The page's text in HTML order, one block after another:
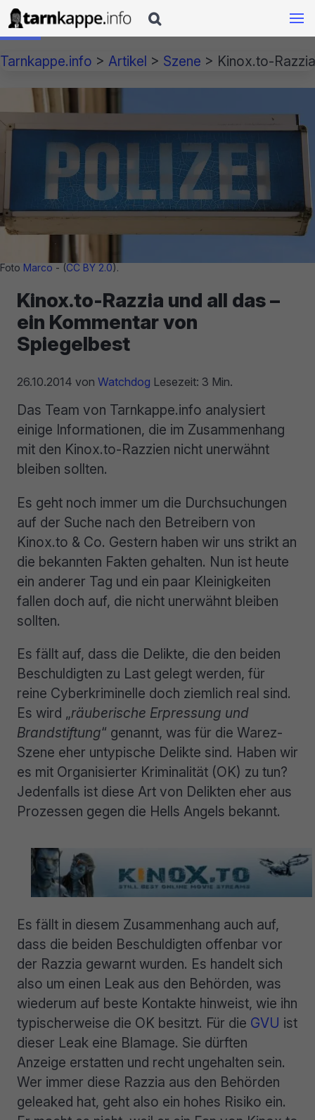

Tarnkappe.info > Artikel > Szene > Kinox.to-
Foto Marco - (CC BY 2.0).
Kinox.to-Razzia und all das –
ein Kommentar von
Spiegelbest
26.10.2014 von Watchdog Lesezeit: 3 Min.
Das Team von Tarnkappe.info analysiert
einige Informationen, die im Zusammenhang
mit den Kinox.to-Razzien nicht unerwähnt
bleiben sollten.
Es geht noch immer um die Durchsuchungen
auf der Suche nach den Betreibern von
Kinox.to & Co. Gestern haben wir uns strikt an
die bekannten Fakten gehalten. Nun ist heute
ein anderer Tag und ein paar Kleinigkeiten
fallen doch auf, die nicht unerwähnt bleiben
sollten.
Es fällt auf, dass die Delikte, die den beiden
Beschuldigten zu Last gelegt werden, für
reine Cyberkriminelle doch ziemlich real sind.
Es wird „räuberische Erpressung und
Brandstiftung“ genannt, was für die Warez-
Szene eher untypische Delikte sind. Haben wir
es mit Organisierter Kriminalität (OK) zu tun?
Jedenfalls ist diese Art von Delikten eher aus
Prozessen gegen die Hells Angels bekannt.
Es fällt in diesem Zusammenhang auch auf,
dass die beiden Beschuldigten offenbar vor
der Razzia gewarnt wurden. Es handelt sich
also um einen Leak aus den Behörden, was
wiederum auf beste Kontakte hinweist, wie ihn
typischerweise die OK besitzt. Für die GVU ist
dieser Leak eine Blamage. Sie dürften
Anzeige erstatten und recht ungehalten sein.
Wer immer diese Razzia aus den Behörden
geleaked hat, geht also ein hohes Risiko ein.